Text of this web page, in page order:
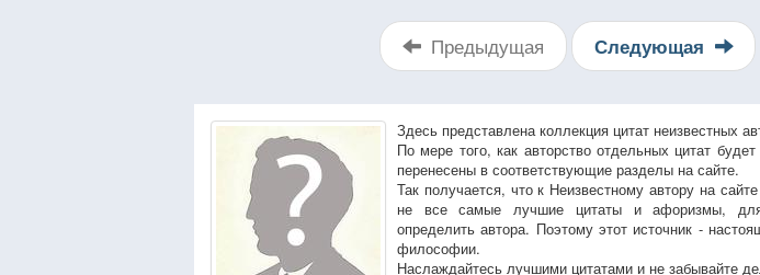
Предыдущая Следующая
Здесь представлена коллекция цитат неизвестных
По мере того, как авторство отдельных цитат
перенесены в соответствующие разделы на сайте.
Так получается, что к Неизвестному автору на
не все самые лучшие цитаты и афоризмы,
определить автора. Поэтому этот источник -
философии.
Наслаждайтесь лучшими цитатами и не забывайте